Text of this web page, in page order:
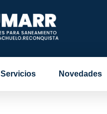
Servicios Novedades